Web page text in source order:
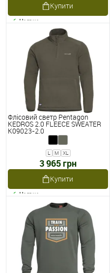
Купити
Наявне
Флісовий светр Pentagon
KEDROS 2.0 FLEECE SWEATER
K09023-2.0
L M XL
3 965 грн
Купити
Наявне